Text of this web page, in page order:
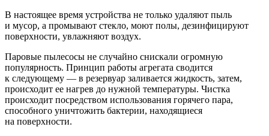
В настоящее время устройства не только удаляют пыль
и мусор, а промывают стекло, моют полы, дезинфицируют
поверхности, увлажняют воздух.
Паровые пылесосы не случайно снискали огромную
популярность. Принцип работы агрегата сводится
к следующему — в резервуар заливается жидкость, затем,
происходит ее нагрев до нужной температуры. Чистка
происходит посредством использования горячего пара,
способного уничтожить бактерии, находящиеся
на поверхности.